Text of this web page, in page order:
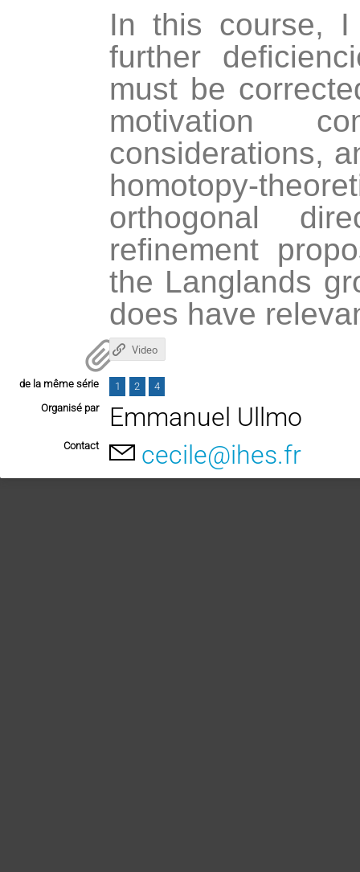
In this course,
further
must be
motivation
considerations,
homotopy-
orthogonal
refinement
the Langlands
does have
Video
de la même série 1 2
4
Organisé par
Emmanuel Ullmo
Contact cecile@ihes.fr